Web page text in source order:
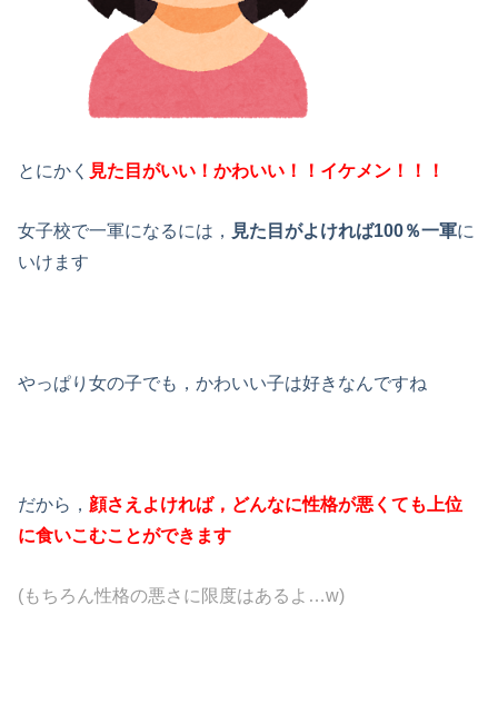
とにかく 見た目がいい！かわいい！！イケメン！！！
女子校で一軍になるには， 見た目がよければ100％一軍に
いけます
やっぱり女の子でも，かわいい子は好き なんですね
だから， 顔さえよければ，どんなに性格が悪くても上位
に食いこむことができます
(もちろん性格の悪さに限度はあるよ…w)